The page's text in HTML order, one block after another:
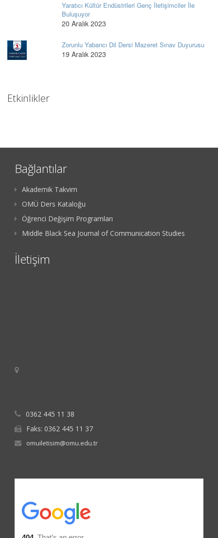
Yaratıcı Kültür Endüstrileri Genç İletişimciler İle
Buluşuyor
20 Aralık 2023
Zorunlu Yabancı Dil Dersi Mazeret Sınav Duyurusu
19 Aralık 2023
Etkinlikler
Bağlantılar
Akademik Takvim
OMÜ Ders Kataloğu
Öğrenci Değişim Programları
Middle Black Sea Journal of Communication Studies
İletişim
0362 445 11 38
Faks: 0362 445 11 37
omuiletisim@omu.edu.tr